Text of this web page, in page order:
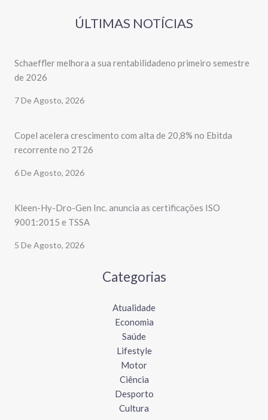
ÚLTIMAS NOTÍCIAS
Schaeffler melhora a sua rentabilidadeno primeiro semestre
de 2026
7 De Agosto, 2026
Copel acelera crescimento com alta de 20,8% no Ebitda
recorrente no 2T26
6 De Agosto, 2026
Kleen-Hy-Dro-Gen Inc. anuncia as certificações ISO
9001:2015 e TSSA
5 De Agosto, 2026
Categorias
Atualidade
Economia
Saúde
Lifestyle
Motor
Ciência
Desporto
Cultura